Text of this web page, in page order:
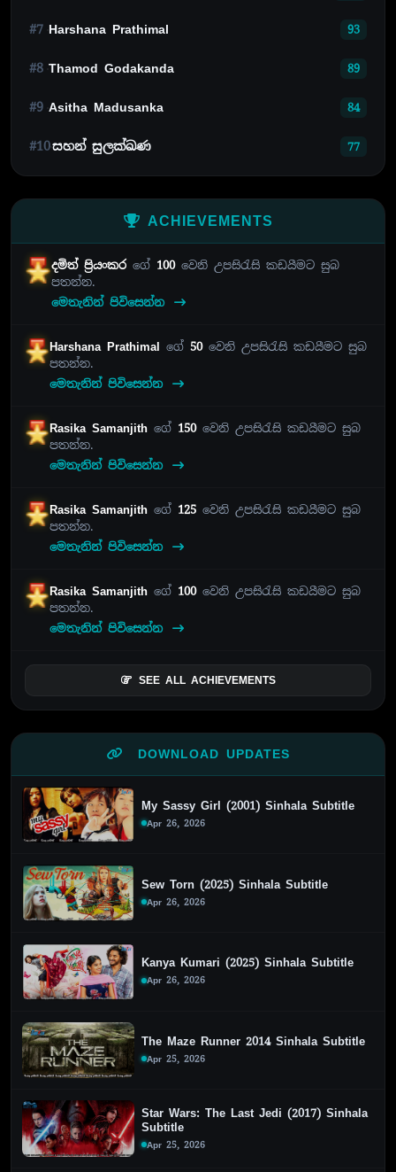
#7 Harshana Prathimal 93
#8 Thamod Godakanda 89
#9 Asitha Madusanka 84
#10සහන් සුලක්ඛණ 77
ACHIEVEMENTS
දමිත් ප්‍රියංකරගේ 100වෙනි උපසිරැසි කඩයීමට සුබ
පතන්න.
මෙතැනින් පිවිසෙන්න
Harshana Prathimal ගේ 50වෙනි උපසිරැසි කඩයීමට සුබ
පතන්න.
මෙතැනින් පිවිසෙන්න
Rasika Samanjithගේ 150වෙනි උපසිරැසි කඩයීමට සුබ
පතන්න.
මෙතැනින් පිවිසෙන්න
Rasika Samanjithගේ 125 වෙනි උපසිරැසි කඩයීමට සුබ
පතන්න.
මෙතැනින් පිවිසෙන්න
Rasika Samanjithගේ 100වෙනි උපසිරැසි කඩයීමට සුබ
පතන්න.
මෙතැනින් පිවිසෙන්න
SEE ALL ACHIEVEMENTS
DOWNLOAD UPDATES
My Sassy Girl (2001) Sinhala Subtitle
Apr 26, 2026
Sew Torn (2025) Sinhala Subtitle
Apr 26, 2026
Kanya Kumari (2025) Sinhala Subtitle
Apr 26, 2026
The Maze Runner 2014 Sinhala Subtitle
Apr 25, 2026
Star Wars: The Last Jedi (2017) Sinhala
Subtitle
Apr 25, 2026